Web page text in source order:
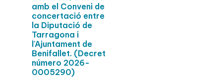
amb el Conveni de
concertació entre
la Diputació de
Tarragona i
l'Ajuntament de
Benifallet. (Decret
número 2026-
0005290)